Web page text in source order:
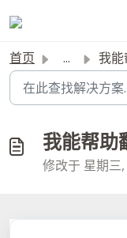
首页 ... 我能帮
我能帮助
修改于 星期三